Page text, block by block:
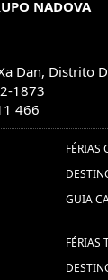
,Viajar Yangon
viajar a
birmania
cosas a ver
guia de
Festival
minh (1) ,
vacaciones en
Férias no
a Camboya
NADOVA
Dan, Distrito
1873
466
FÉRIAS
GUIA
FÉRIAS